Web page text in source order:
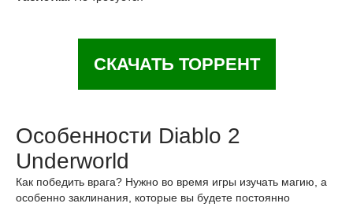
СКАЧАТЬ ТОРРЕНТ
Особенности Diablo 2
Underworld
Как победить врага? Нужно во время игры изучать магию, а
особенно заклинания, которые вы будете постоянно